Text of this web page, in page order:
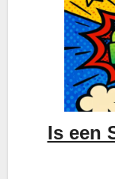
Is een